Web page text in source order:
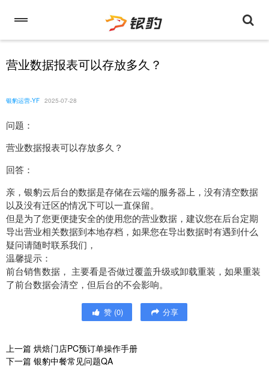
营业数据报表可以存放多久？
银豹运营-YF 2025-07-28
问题：
营业数据报表可以存放多久？
回答：
亲，银豹云后台的数据是存储在云端的服务器上，没有清空数据
以及没有迁区的情况下可以一直保留。
但是为了您更便捷安全的使用您的营业数据，建议您在后台定期
导出营业相关数据到本地存档，如果您在导出数据时有遇到什么
疑问请随时联系我们，
温馨提示：
前台销售数据， 主要看是否做过覆盖升级或卸载重装，如果重装
了前台数据会清空，但后台的不会影响。
赞 (0) 分享
上一篇 烘焙门店PC预订单操作手册
下一篇 银豹中餐常见问题QA